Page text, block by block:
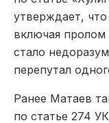
утверждает,
включая
стало
перепутал
Ранее Матаев
по статье 274